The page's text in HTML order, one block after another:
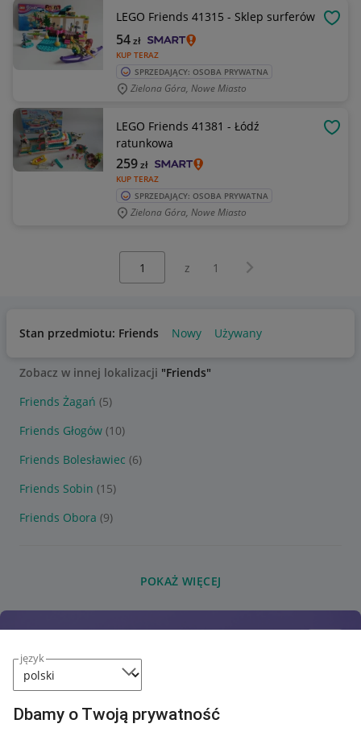
język
Dbamy o Twoją prywatność
LEGO Friends 41315 - Sklep surferów
KUP TERAZ
54zł
SPRZEDAJĄCY: OSOBA PRYWATNA
Zielona Góra, Nowe Miasto
LEGO Friends 41381 - Łódź
ratunkowa
KUP TERAZ
259zł
SPRZEDAJĄCY: OSOBA PRYWATNA
Zielona Góra, Nowe Miasto
z 1 Następna strona
Stan przedmiotu: Friends Nowy Używany
Zobacz w innej lokalizacji "Friends"
Friends Żagań (5)
Friends Głogów (10)
Friends Bolesławiec (6)
Friends Sobin (15)
Friends Obora (9)
POKAŻ WIĘCEJ